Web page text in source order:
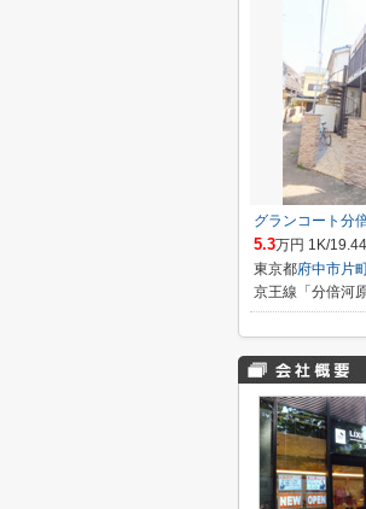
グランコート分
5.3万円 1K/
東京都府中市片
京王線「分倍河